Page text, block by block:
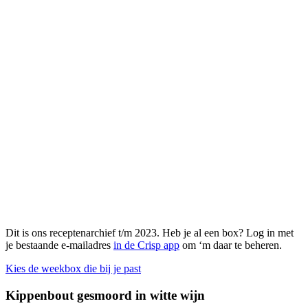
Dit is ons receptenarchief t/m 2023. Heb je al een box? Log in met
je bestaande e-mailadres in de Crisp app om ‘m daar te beheren.
Kies de weekbox die bij je past
Kippenbout gesmoord in witte wijn